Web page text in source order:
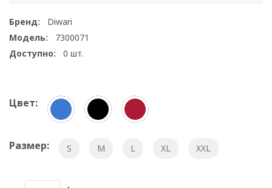
Бренд:
Diwari
Модель:
7300071
Доступно:
0 шт.
Цвет:
Размер: S M L XL XXL